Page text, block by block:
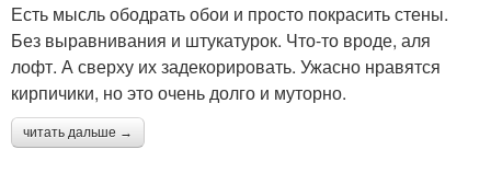
Есть мысль ободрать обои и просто покрасить стены.
Без выравнивания и штукатурок. Что-то вроде, аля
лофт. А сверху их задекорировать. Ужасно нравятся
кирпичики, но это очень долго и муторно.
читать дальше →